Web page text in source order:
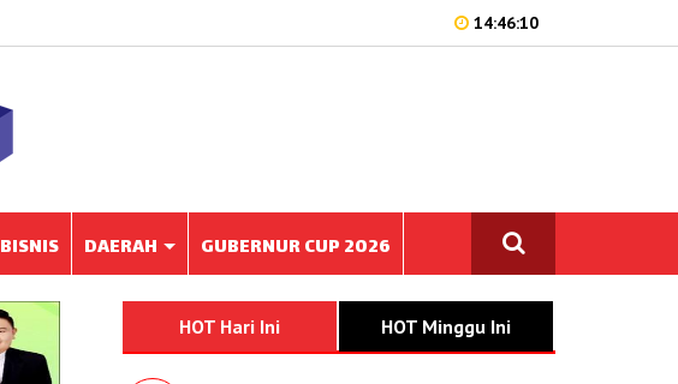
14:46:10
BISNIS DAERAH GUBERNUR CUP 2026
HOT Hari Ini HOT Minggu Ini